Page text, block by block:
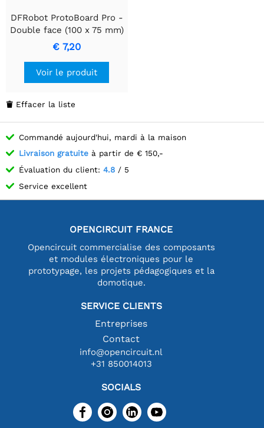
DFRobot ProtoBoard Pro -
Double face (100 x 75 mm)
€ 7,20
Voir le produit
 Effacer la liste
Commandé aujourd'hui, mardi à la maison
Livraison gratuite à partir de € 150,-
Évaluation du client: 4.8 / 5
Service excellent
OPENCIRCUIT FRANCE
Opencircuit commercialise des composants
et modules électroniques pour le
prototypage, les projets pédagogiques et la
domotique.
SERVICE CLIENTS
Entreprises
Contact
info@opencircuit.nl
+31 850014013
SOCIALS